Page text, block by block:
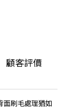
顧客評價
面刷毛處理猶如